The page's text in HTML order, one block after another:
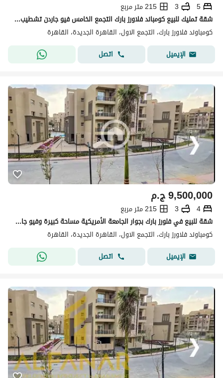
5
3
215 متر مربع
شقة تمليك للبيع كومباند فلاورز بارك التجمع الخامس فيو جاردن تشطيب الترا سوبر لوكس مساحة الشقة 215 متر 5 غرف حصة في الارض والجراج خالص الثمن والصيانة
كومباوند فلاورز بارك، التجمع الاول، القاهرة الجديدة، القاهرة
الإيميل
اتصل
ج.م9,500,000
4
3
215 متر مربع
شقة للبيع في فلورز بارك بجوار الجامعة الأمريكية مساحة كبيرة وفيو جاردن
كومباوند فلاورز بارك، التجمع الاول، القاهرة الجديدة، القاهرة
الإيميل
اتصل